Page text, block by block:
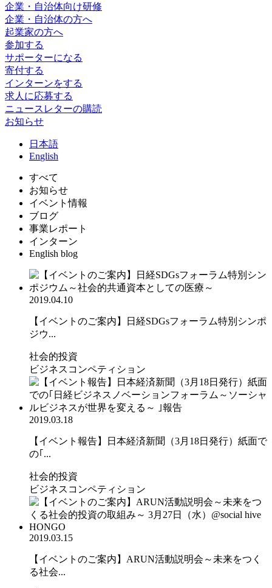
企業・自治体向け研修
企業・自治体の方へ
起業家の方へ
参加する
サポーターになる
寄付する
インターンをする
求人に応募する
ニュースレターの購読
お知らせ
日 本語
English
すべて
お知らせ
イベント情報
ブログ
事業レポート
インターン
English blog
2019.04.10
【イベントのご案内】日経SDGsフォーラム特別シンポ
ジウ...
社会的投資
ビジネスコンペティション
2019.03.18
【イベント報告】日本経済新聞（3月18日発行）紙面で
の｢...
社会的投資
ビジネスコンペティション
2019.03.15
【イベントのご案内】ARUN活動説明会～未来をつく
る社会...